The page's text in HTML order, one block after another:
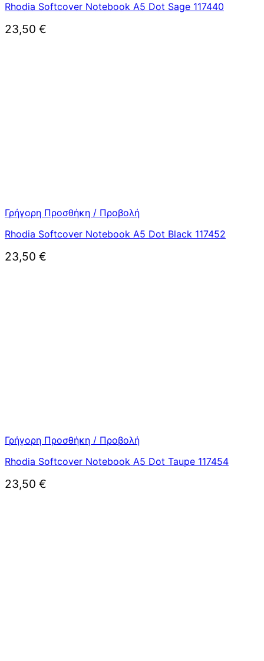
Rhodia Softcover Notebook A5 Dot Sage 117440
23,50 €
Γρήγορη Προσθήκη / Προβολή
Rhodia Softcover Notebook A5 Dot Black 117452
23,50 €
Γρήγορη Προσθήκη / Προβολή
Rhodia Softcover Notebook A5 Dot Taupe 117454
23,50 €